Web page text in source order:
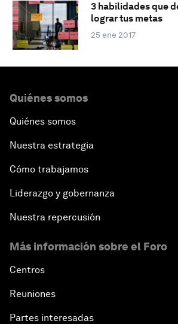
3 habilidades que
lograr tus metas
25 ene 2017
Quiénes somos
Quiénes somos
Nuestra estrategia
Cómo trabajamos
Liderazgo y gobernanza
Nuestra repercusión
Más información sobre el Foro
Centros
Reuniones
Partes interesadas